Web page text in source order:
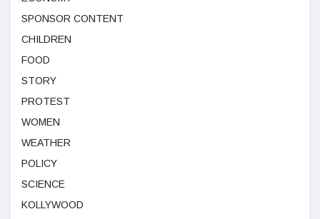
SPONSOR CONTENT
CHILDREN
FOOD
STORY
PROTEST
WOMEN
WEATHER
POLICY
SCIENCE
KOLLYWOOD